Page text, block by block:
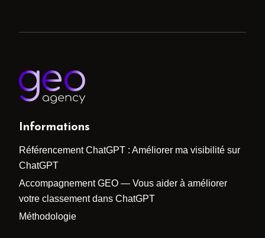
Informations
Référencement ChatGPT : Améliorer ma visibilité sur
ChatGPT
Accompagnement GEO — Vous aider à améliorer
votre classement dans ChatGPT
Méthodologie